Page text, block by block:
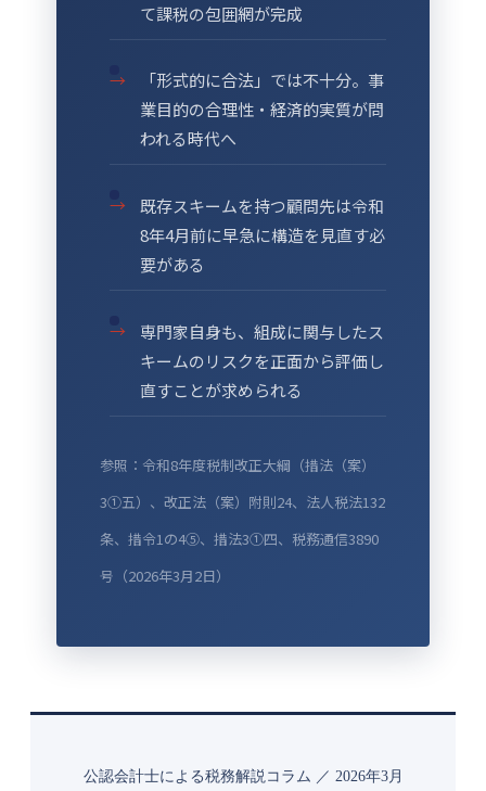
て課税の包囲網が完成
「形式的に合法」では不十分。事
業目的の合理性・経済的実質が問
われる時代へ
既存スキームを持つ顧問先は令和
8年4月前に早急に構造を見直す必
要がある
専門家自身も、組成に関与したス
キームのリスクを正面から評価し
直すことが求められる
参照：令和8年度税制改正大綱（措法（案）
3①五）、改正法（案）附則24、法人税法132
条、措令1の4⑤、措法3①四、税務通信3890
号（2026年3月2日）
公認会計士による税務解説コラム ／ 2026年3月